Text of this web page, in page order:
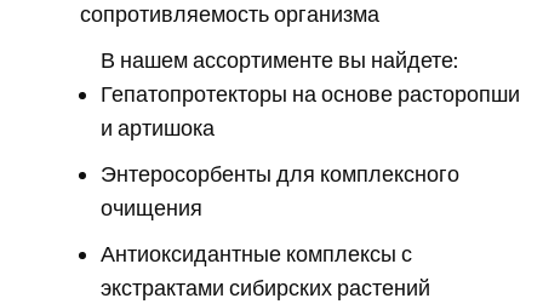
сопротивляемость организма
В нашем ассортименте вы найдете:
Гепатопротекторы на основе расторопши
и артишока
Энтеросорбенты для комплексного
очищения
Антиоксидантные комплексы с
экстрактами сибирских растений